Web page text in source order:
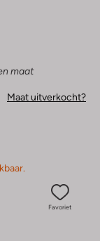
maat
Maat uitverkocht?
Favoriet